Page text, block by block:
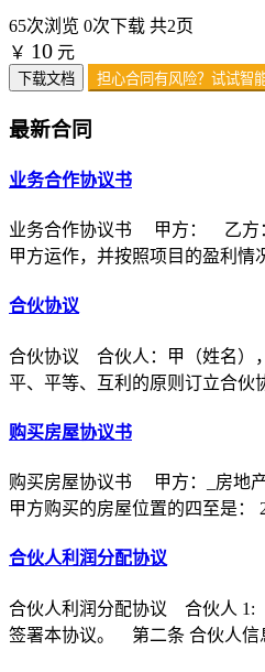
65次浏览 0次下载 共2页
￥ 10 元
下载文档 担心合同有风险？试试智
最新合同
业务合作协议书
业务合作协议书 甲方： 乙方
甲方运作，并按照项目的盈利
合伙协议
合伙协议 合伙人：甲（姓名）
平、平等、互利的原则订立合
购买房屋协议书
购买房屋协议书 甲方：_房地
甲方购买的房屋位置的四至是：
合伙人利润分配协议
合伙人利润分配协议 合伙人 1:
签署本协议。 第二条 合伙人